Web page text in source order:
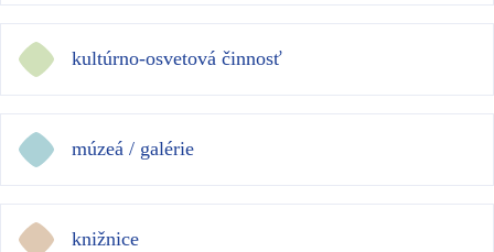
kultúrno-osvetová činnosť
múzeá / galérie
knižnice